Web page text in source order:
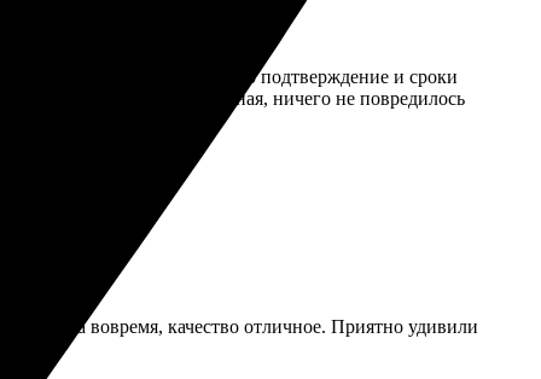
через сайт. Сразу же пришло подтверждение и сроки
ожидала. Упаковка надежная, ничего не повредилось
пришла вовремя, качество отличное. Приятно удивили